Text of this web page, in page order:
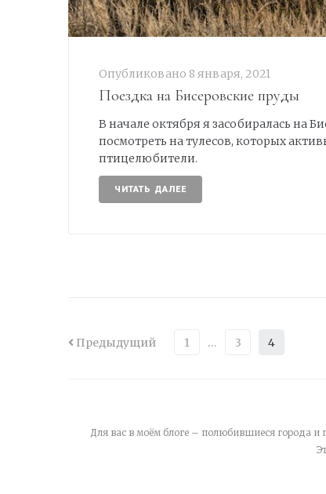
Опубликовано 8 января, 2021
Поездка на Бисеровские пруды
В начале октября я засобиралась на
посмотреть на тулесов, которых
птицелюбители.
ЧИТАТЬ ДАЛЕЕ
Предыдущий 1 … 3 4
Для вас в моём блоге – полюбившиеся города и